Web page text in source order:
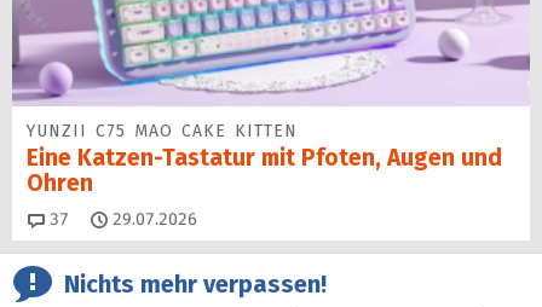
YUNZII C75 MAO CAKE KITTEN
Eine Katzen-Tastatur mit Pfoten, Augen und
Ohren
37 Kommentare
29.07.2026
Nichts mehr verpassen!